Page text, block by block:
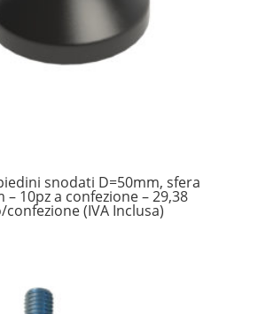
snodati D=50mm, sfera
– 10pz a confezione – 29,38
confezione (IVA Inclusa)